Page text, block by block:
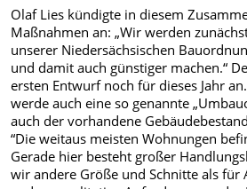
Olaf Lies kündigte in diesem
Maßnahmen an: „Wir werden
unserer Niedersächsischen
und damit auch günstiger machen.“
ersten Entwurf noch für dieses Jahr
werde auch eine so genannte
auch der vorhandene
“Die weitaus meisten Wohnungen
Gerade hier besteht großer
wir andere Größe und Schnitte als